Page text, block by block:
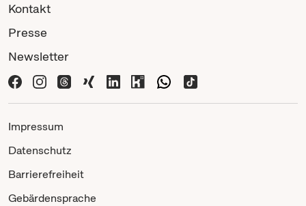
Kontakt
Presse
Newsletter
Impressum
Datenschutz
Barrierefreiheit
Gebärdensprache